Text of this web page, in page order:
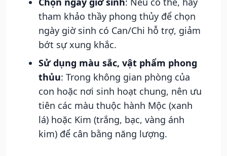
tham khảo thầy phong thủy để chọn
ngày giờ sinh có Can/Chi hỗ trợ, giảm
bớt sự xung khắc.
Sử dụng màu sắc, vật phẩm phong
thủu: Trong không gian phòng của
con hoặc nơi sinh hoạt chung, nên ưu
tiên các màu thuộc hành Mộc (xanh
lá) hoặc Kim (trắng, bạc, vàng ánh
kim) để cân bằng năng lượng.